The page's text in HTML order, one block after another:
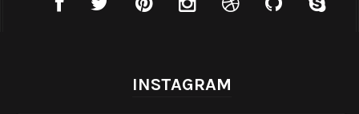
INSTAGRAM